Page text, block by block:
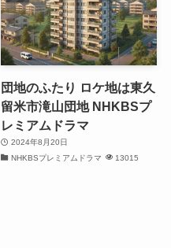
団地のふたり ロケ地は東久
留米市滝山団地 NHKBSプ
レミアムドラマ
2024年8月20日
NHKBSプレミアムドラマ
13015